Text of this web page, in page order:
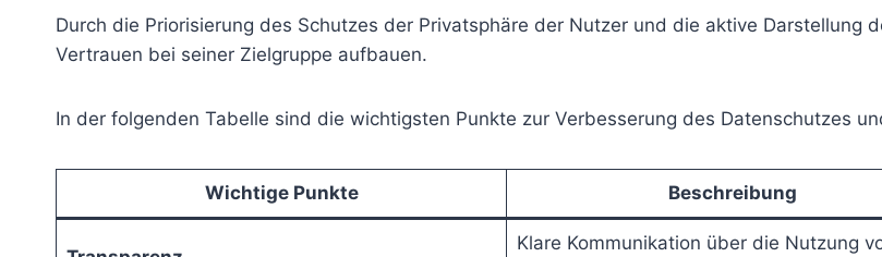
Durch die Priorisierung des Schutzes der Privatsphäre der Nutzer und die aktive Darstellung
Vertrauen bei seiner Zielgruppe aufbauen.
In der folgenden Tabelle sind die wichtigsten Punkte zur Verbesserung des Datenschutzes
Wichtige Punkte Beschreibung
Klare Kommunikation über die Nutzung